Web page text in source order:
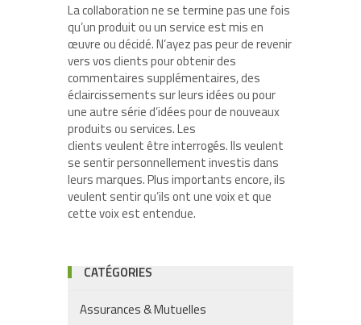
La collaboration ne se termine pas une fois
qu’un produit ou un service est mis en
œuvre ou décidé. N’ayez pas peur de revenir
vers vos clients pour obtenir des
commentaires supplémentaires, des
éclaircissements sur leurs idées ou pour
une autre série d’idées pour de nouveaux
produits ou services. Les
clients veulent être interrogés. Ils veulent
se sentir personnellement investis dans
leurs marques. Plus importants encore, ils
veulent sentir qu’ils ont une voix et que
cette voix est entendue.
CATÉGORIES
Assurances & Mutuelles